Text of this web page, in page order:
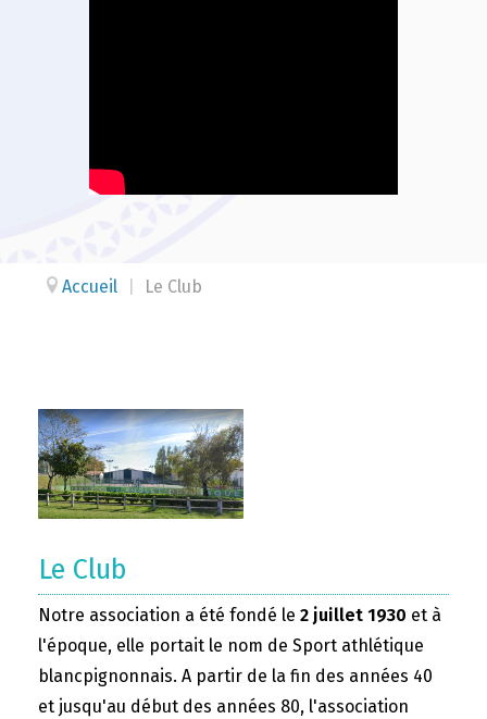
Accueil Le Club
Le Club
Notre association a été fondé le 2 juillet 1930 et à
l'époque, elle portait le nom de Sport athlétique
blancpignonnais. A partir de la fin des années 40
et jusqu'au début des années 80, l'association